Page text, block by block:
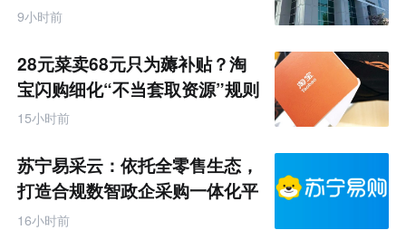
9小时前
28元菜卖68元只为薅补贴？淘
宝闪购细化“不当套取资源”规则
15小时前
苏宁易采云：依托全零售生态，
打造合规数智政企采购一体化平
台
16小时前